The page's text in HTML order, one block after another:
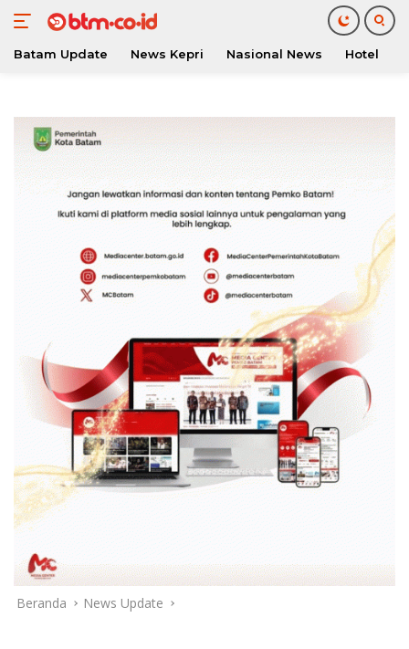
konten
Batam Update News Kepri Nasional News Hotel
Beranda News Update